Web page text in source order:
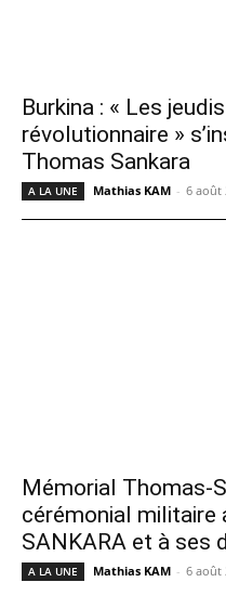
Burkina : « Les
révolutionnaire »
Thomas Sankara
A LA UNE Mathias KAM - 6 août
Mémorial Thomas-
cérémonial militaire
SANKARA et à ses
A LA UNE Mathias KAM - 6 août